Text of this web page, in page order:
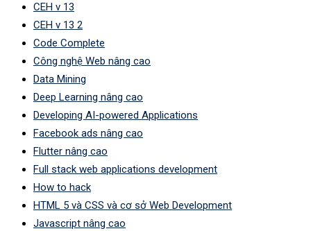
CEH v 13
CEH v 13 2
Code Complete
Công nghệ Web nâng cao
Data Mining
Deep Learning nâng cao
Developing AI-powered Applications
Facebook ads nâng cao
Flutter nâng cao
Full stack web applications development
How to hack
HTML 5 và CSS và cơ sở Web Development
Javascript nâng cao